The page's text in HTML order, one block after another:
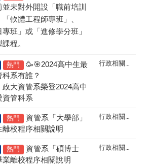
並未對外開設「職前培訓
軟體工程師專班」、
專班」或「進修學分班」
程。
熱門 🥳🎯2024高中生最
科系有誰？
政大資管系榮登2024高中
資管科系
行政相關訊息
熱門
資管系「大學部」
離校程序相關說明
行政相關訊息
熱門
資管系「碩博士
業離校程序相關說明
行政相關訊息